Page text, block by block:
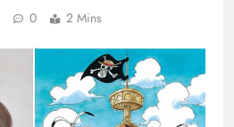
0 2 Mins